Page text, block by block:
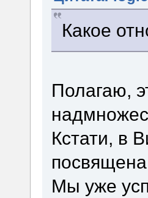
Какое
Полагаю,
Кстати, в
Мы уже